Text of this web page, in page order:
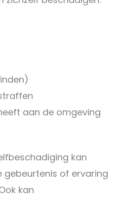
aan de omgeving
kan
gebeurtenis of ervaring
kan